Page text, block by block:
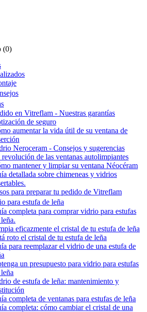
(0)
en Vitreflam - Nuestras garantías
de seguro
aumentar la vida útil de su ventana de
Neroceram - Consejos y sugerencias
de las ventanas autolimpiantes
mantener y limpiar su ventana Néocéram
detallada sobre chimeneas y vidrios
para preparar tu pedido de Vitreflam
para estufa de leña
completa para comprar vidrio para estufas
eficazmente el cristal de tu estufa de leña
roto el cristal de tu estufa de leña
para reemplazar el vidrio de una estufa de
un presupuesto para vidrio para estufas
de estufa de leña: mantenimiento y
completa de ventanas para estufas de leña
completa: cómo cambiar el cristal de una